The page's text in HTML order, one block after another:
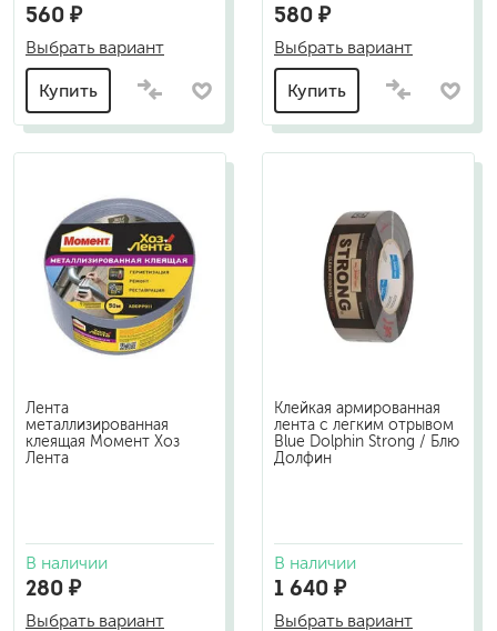
560 ₽
Выбрать вариант
Купить
580 ₽
Выбрать вариант
Купить
Лента
металлизированная
клеящая Момент Хоз
Лента
В наличии
280 ₽
Выбрать вариант
Клейкая армированная
лента с легким отрывом
Blue Dolphin Strong / Блю
Долфин
В наличии
1 640 ₽
Выбрать вариант